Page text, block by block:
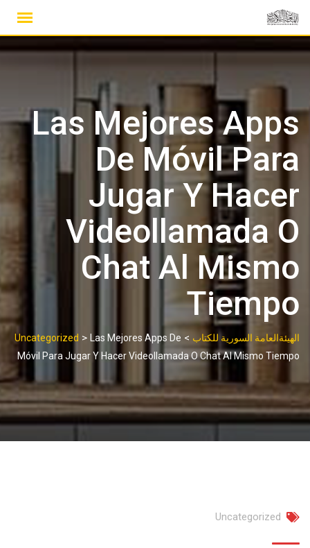
Las Mejores Apps
De Móvil Para
Jugar Y Hacer
Videollamada O
Chat Al Mismo
Tiempo
الهيئةالعامة السورية للكتاب >
Uncategorized > Las Mejores Apps De
Móvil Para Jugar Y Hacer Videollamada O Chat Al Mismo Tiempo
Uncategorized